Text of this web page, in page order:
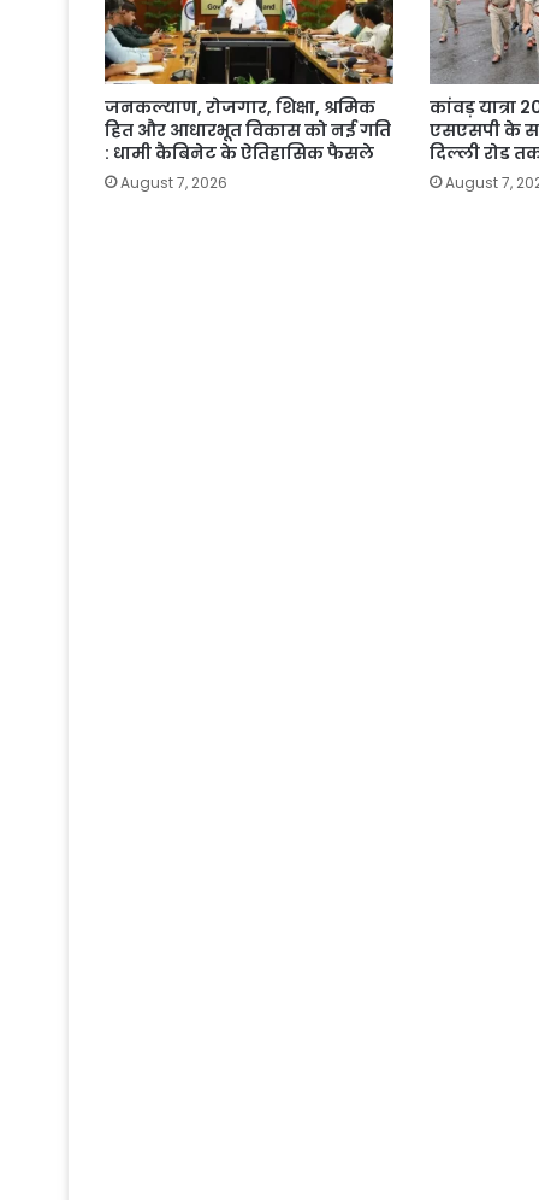
जनकल्याण, रोजगार, शिक्षा, श्रमिक
हित और आधारभूत विकास को नई गति
: धामी कैबिनेट के ऐतिहासिक फैसले
August 7, 2026
कांवड़ यात्रा
एसएसपी के
दिल्ली रोड
August 7,